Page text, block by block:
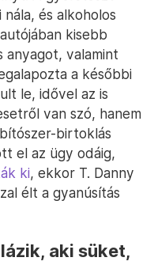
és alkoholos
kisebb
anyagot, valamint
a későbbi
le, idővel az is
van szó, hanem
birtoklás
el az ügy odáig,
ki, ekkor T. Danny
élt a gyanúsítás
aki süket,